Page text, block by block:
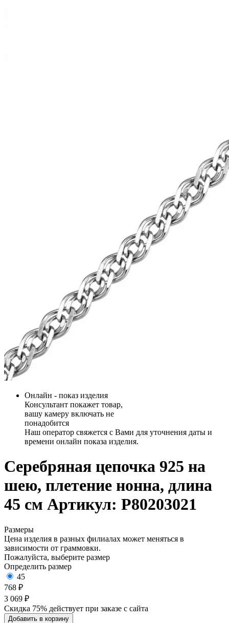
Онлайн - показ изделия
Консультант покажет товар,
вашу камеру включать не
понадобится
Наш оператор свяжется с Вами для уточнения даты и
времени онлайн показа изделия.
Серебряная цепочка 925 на
шею, плетение нонна, длина
45 см Артикул: Р80203021
Размеры
Цена изделия в разных филиалах может меняться в
зависимости от граммовки.
Пожалуйста, выберите размер
Определить размер
45
768 ₽
3 069 ₽
Скидка 75% действует при заказе с сайта
Добавить в корзину